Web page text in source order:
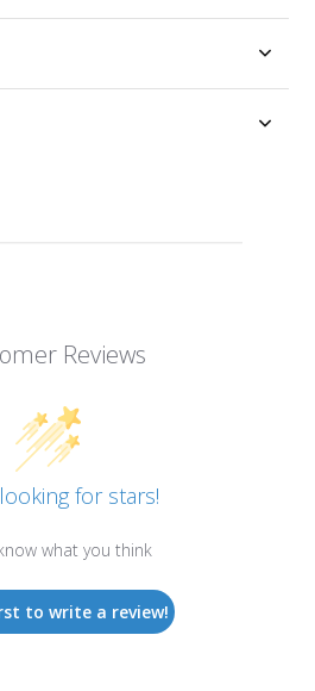
Reviews
for stars!
what you think
to write a review!